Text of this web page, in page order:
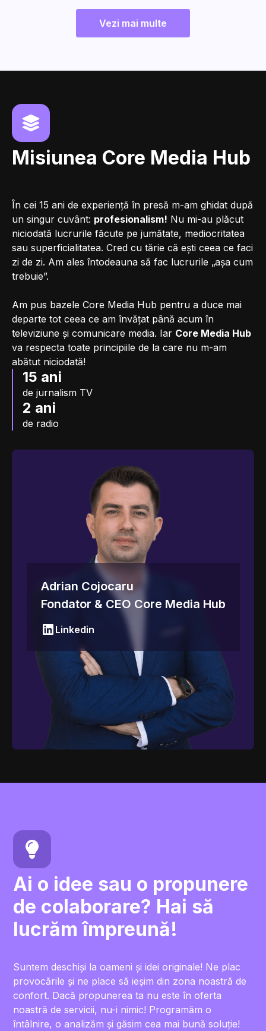
Vezi mai multe
Misiunea Core Media Hub
În cei 15 ani de experiență în presă m-am ghidat după
un singur cuvânt: profesionalism! Nu mi-au plăcut
niciodată lucrurile făcute pe jumătate, mediocritatea
sau superficialitatea. Cred cu tărie că ești ceea ce faci
zi de zi. Am ales întodeauna să fac lucrurile „așa cum
trebuie”.
Am pus bazele Core Media Hub pentru a duce mai
departe tot ceea ce am învățat până acum în
televiziune și comunicare media. Iar Core Media Hub
va respecta toate principiile de la care nu m-am
abătut niciodată!
15 ani
de jurnalism TV
2 ani
de radio
Adrian Cojocaru
Fondator & CEO Core Media Hub
Linkedin
Ai o idee sau o propunere
de colaborare? Hai să
lucrăm împreună!
Suntem deschiși la oameni și idei originale! Ne plac
provocările și ne place să ieșim din zona noastră de
confort. Dacă propunerea ta nu este în oferta
noastră de servicii, nu-i nimic! Programăm o
întâlnire, o analizăm și găsim cea mai bună soluție!